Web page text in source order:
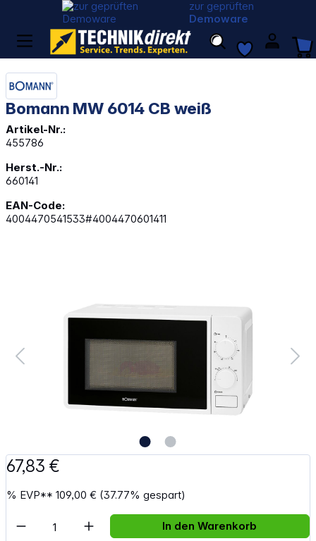
zur geprüften
Demoware
Bomann MW 6014 CB weiß
Artikel-Nr.:
455786
Herst.-Nr.:
660141
EAN-Code:
4004470541533#4004470601411
67,83 €
% EVP**109,00 € (37.77% gespart)
Artikel Anzahl: Gib den gewünschten
In den Warenkorb